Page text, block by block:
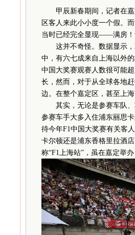
甲辰新春期间，记者在嘉
区客人来此小小度一个假。
当时已经完全显现——满房！
这并不奇怪。数据显示，
中，有六七成来自上海以外
中国大奖赛观赛人数很可能
长，然而，对于从全球各地
边。在整个嘉定区，甚至上
其实，无论是参赛车队、
参赛车手大多入住浦东丽思
待今年F1中国大奖赛有关客
卡尔顿还是浦东香格里拉酒
称“F1上海站”，虽在嘉定举